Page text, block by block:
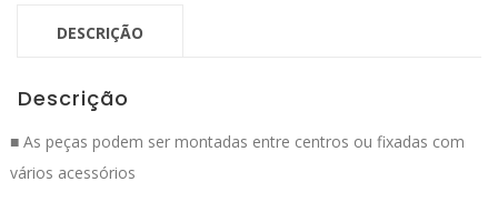
DESCRIÇÃO
Descrição
■ As peças podem ser montadas entre centros ou fixadas com
vários acessórios